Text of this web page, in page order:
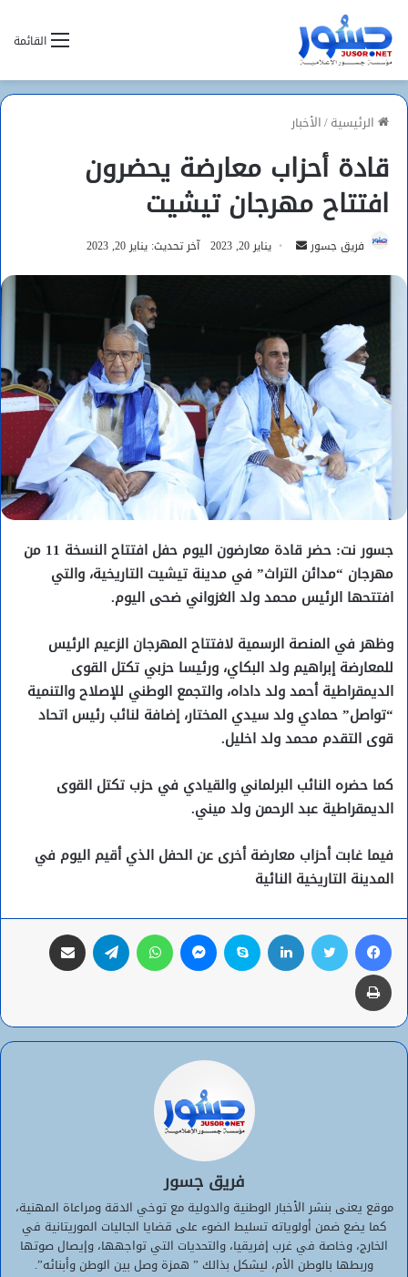
القائمة
الرئيسية/الأخبار
قادة أحزاب معارضة يحضرون
افتتاح مهرجان تيشيت
فريق جسور
أرسل يناير 20, 2023 آخر تحديث: يناير 20, 2023
جسور نت: حضر قادة معارضون اليوم حفل افتتاح النسخة 11 من
مهرجان “مدائن التراث” في مدينة تيشيت التاريخية، والتي
افتتحها الرئيس محمد ولد الغزواني ضحى اليوم.
وظهر في المنصة الرسمية لافتتاح المهرجان الزعيم الرئيس
للمعارضة إبراهيم ولد البكاي، ورئيسا حزبي تكتل القوى
الديمقراطية أحمد ولد داداه، والتجمع الوطني للإصلاح والتنمية
“تواصل” حمادي ولد سيدي المختار، إضافة لنائب رئيس اتحاد
قوى التقدم محمد ولد اخليل.
كما حضره النائب البرلماني والقيادي في حزب تكتل القوى
الديمقراطية عبد الرحمن ولد ميني.
فيما غابت أحزاب معارضة أخرى عن الحفل الذي أقيم اليوم في
المدينة التاريخية النائية
فيسبوك تويتر لينكدإن سكايب ماسنجر واتساب تيلقرام
طباعة
فريق جسور
موقع يعنى بنشر الأخبار الوطنية والدولية مع توخي الدقة ومراعاة المهنية،
كما يضع ضمن أولوياته تسليط الضوء على قضايا الجاليات الموريتانية في
الخارج، وخاصة في غرب إفريقيا، والتحديات التي تواجهها، وإيصال صوتها
وربطها بالوطن الأم، ليشكل بذالك ” همزة وصل بين الوطن وأبنائه”.